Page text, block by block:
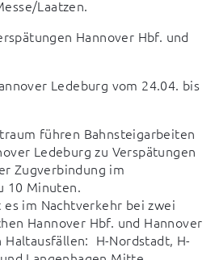
Laatzen.
Hannover Hbf. und
Ledeburg vom 24.04. bis
führen Bahnsteigarbeiten
Ledeburg zu Verspätungen
Zugverbindung im
10 Minuten.
im Nachtverkehr bei zwei
Hannover Hbf. und Hannover
H-Nordstadt, H-